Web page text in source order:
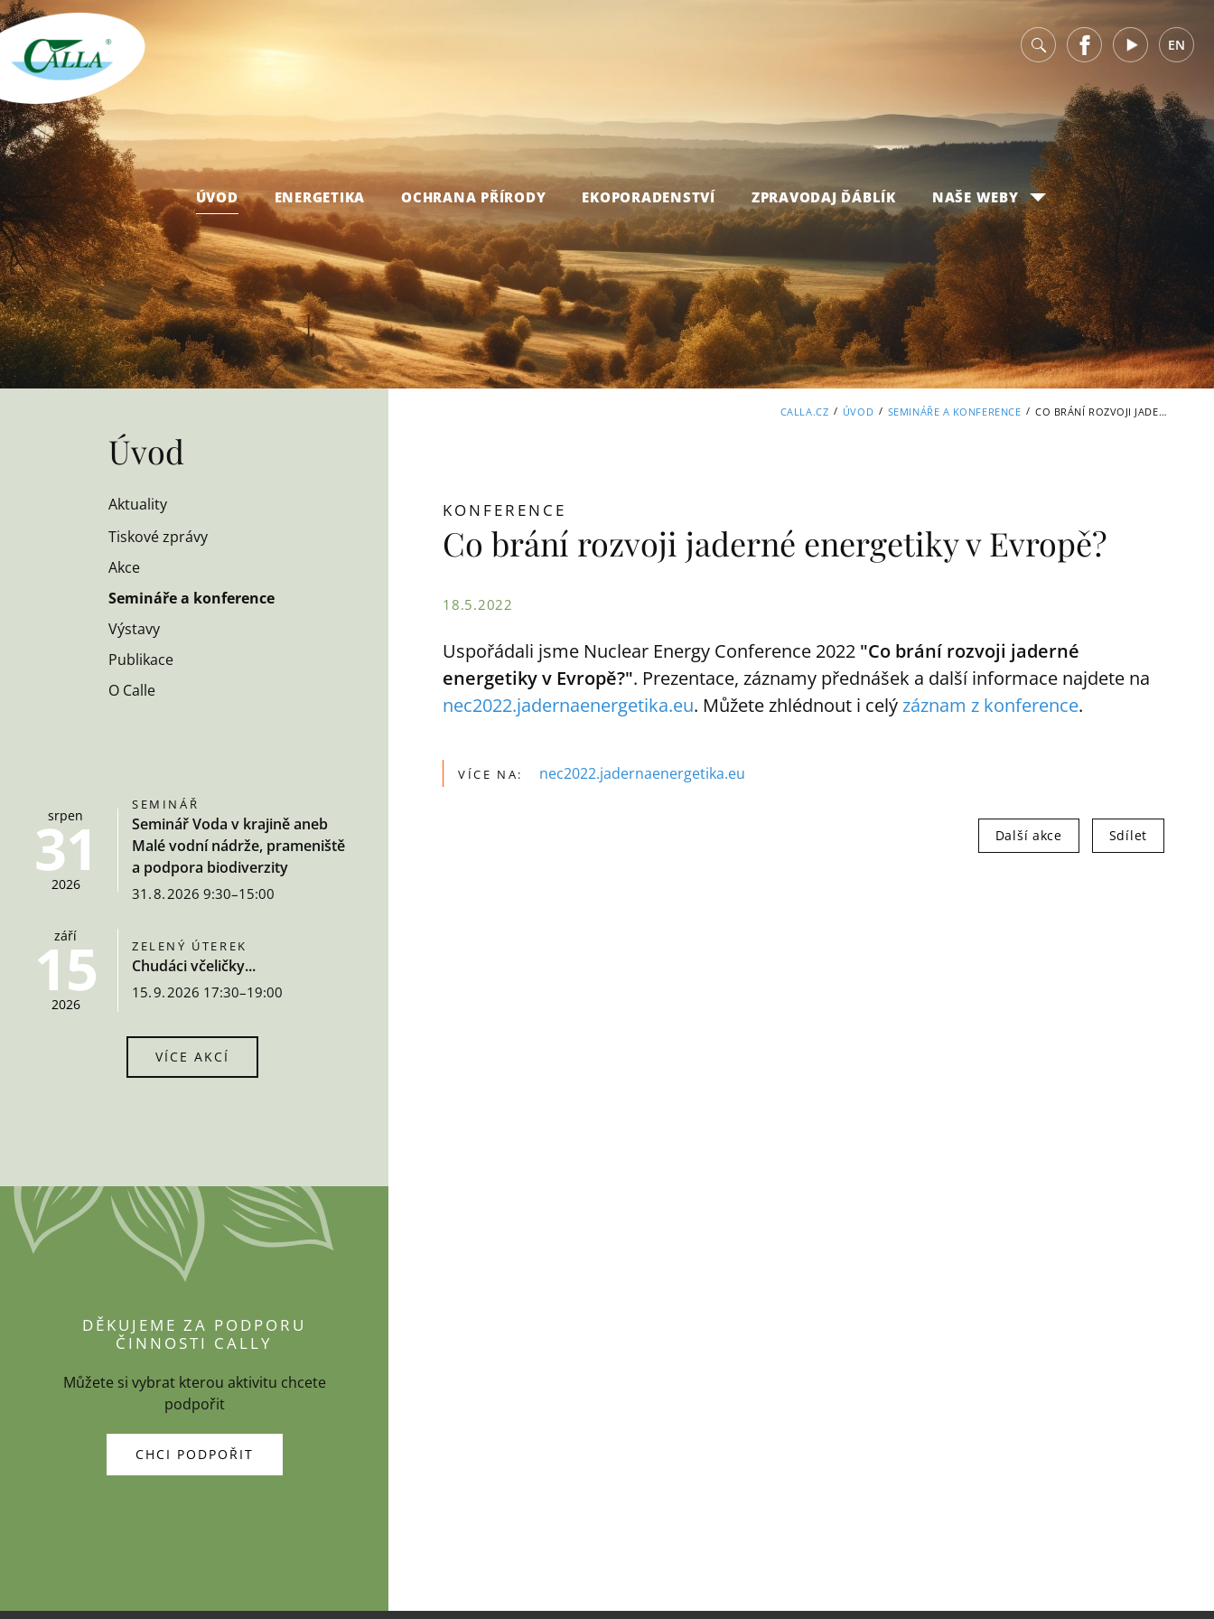
v FacebookYoutube EN
ÚVOD ENERGETIKA OCHRANA PŘÍRODY EKOPORADENSTVÍ ZPRAVODAJ ĎÁBLÍK NAŠE WEBY
CALLA.CZ / ÚVOD / SEMINÁŘE A KONFERENCE / CO BRÁNÍ ROZVOJI JADERNÉ ENERGETIKY V EVROPĚ?
Úvod
Aktuality
Tiskové zprávy
Akce
Semináře a konference
Výstavy
Publikace
O Calle
srpen
31
2026
SEMINÁŘ
Seminář Voda v krajině aneb
Malé vodní nádrže, prameniště
a podpora biodiverzity
31. 8. 2026 9:30–15:00
září
15
2026
ZELENÝ ÚTEREK
Chudáci včeličky...
15. 9. 2026 17:30–19:00
VÍCE AKCÍ
KONFERENCE
Co brání rozvoji jaderné energetiky v Evropě?
18.5.2022
Uspořádali jsme Nuclear Energy Conference 2022 "Co brání rozvoji jaderné
energetiky v Evropě?". Prezentace, záznamy přednášek a další informace najdete na
nec2022.jadernaenergetika.eu. Můžete zhlédnout i celýzáznam z konference.
VÍCE NA: nec2022.jadernaenergetika.eu
Další akce Sdílet
DĚKUJEME ZA PODPORU
ČINNOSTI CALLY
Můžete si vybrat kterou aktivitu chcete
podpořit
CHCI PODPOŘIT